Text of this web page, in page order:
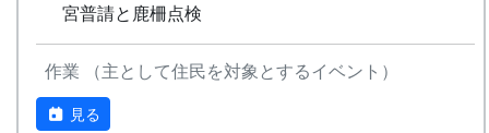
宮普請と鹿柵点検
作業 （主として住民を対象とするイベント）
見る